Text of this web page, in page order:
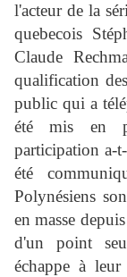
l'acteur de la
quebecois
Claude
qualification
public qui a
été mis en
participation a-
été
Polynésiens
en masse
d'un point
échappe à